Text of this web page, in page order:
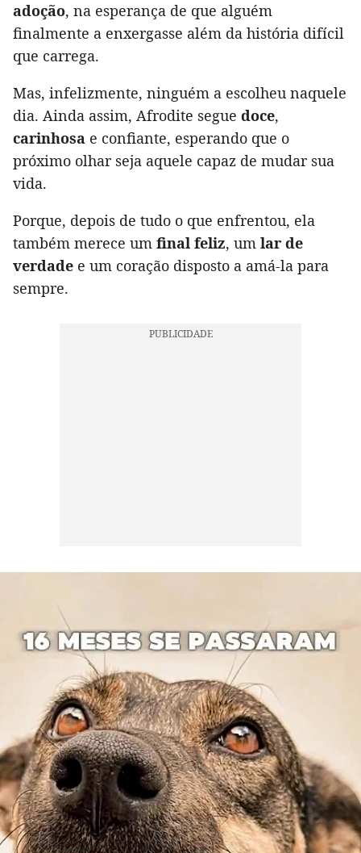
adoção, na esperança de que alguém
finalmente a enxergasse além da história difícil
que carrega.
Mas, infelizmente, ninguém a escolheu naquele
dia. Ainda assim, Afrodite segue doce,
carinhosa e confiante, esperando que o
próximo olhar seja aquele capaz de mudar sua
vida.
Porque, depois de tudo o que enfrentou, ela
também merece um final feliz, um lar de
verdade e um coração disposto a amá-la para
sempre.